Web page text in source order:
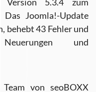
Joomla!-Update
behebt 43 Fehler und
und
von seoBOXX